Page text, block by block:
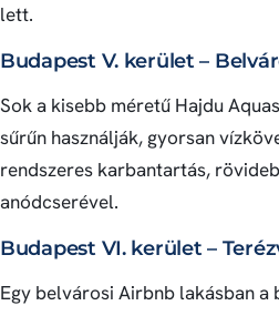
lett.
Budapest V. kerület –
Sok a kisebb méretű Hajdu
sűrűn használják, gyorsan
rendszeres karbantartás,
anódcserével.
Budapest VI. kerület –
Egy belvárosi Airbnb lakásban